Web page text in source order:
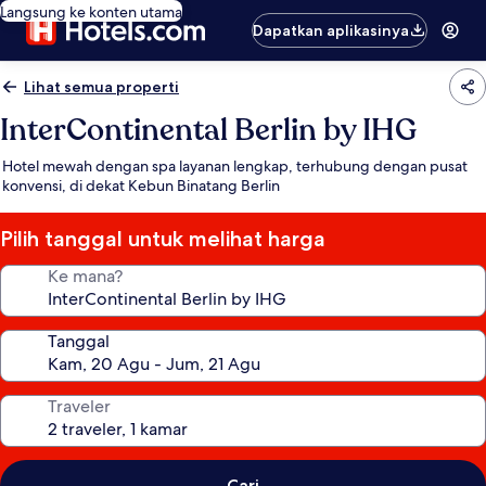
Langsung ke konten utama
Dapatkan aplikasinya
Lihat semua properti
InterContinental Berlin by IHG
Hotel mewah dengan spa layanan lengkap, terhubung dengan pusat
konvensi, di dekat Kebun Binatang Berlin
Pilih tanggal untuk melihat harga
Ke mana?
Tanggal
Traveler